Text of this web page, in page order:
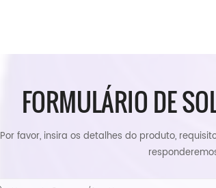
FORMULÁRIO DE
Por favor, insira os detalhes do produto,